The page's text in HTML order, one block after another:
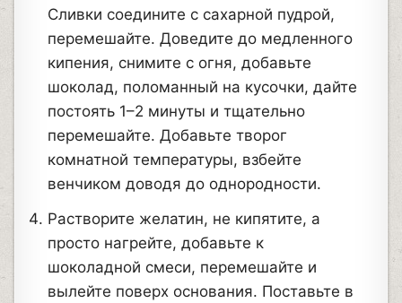
Сливки соедините с сахарной пудрой,
перемешайте. Доведите до медленного
кипения, снимите с огня, добавьте
шоколад, поломанный на кусочки, дайте
постоять 1–2 минуты и тщательно
перемешайте. Добавьте творог
комнатной температуры, взбейте
венчиком доводя до однородности.
Растворите желатин, не кипятите, а
просто нагрейте, добавьте к
шоколадной смеси, перемешайте и
вылейте поверх основания. Поставьте в